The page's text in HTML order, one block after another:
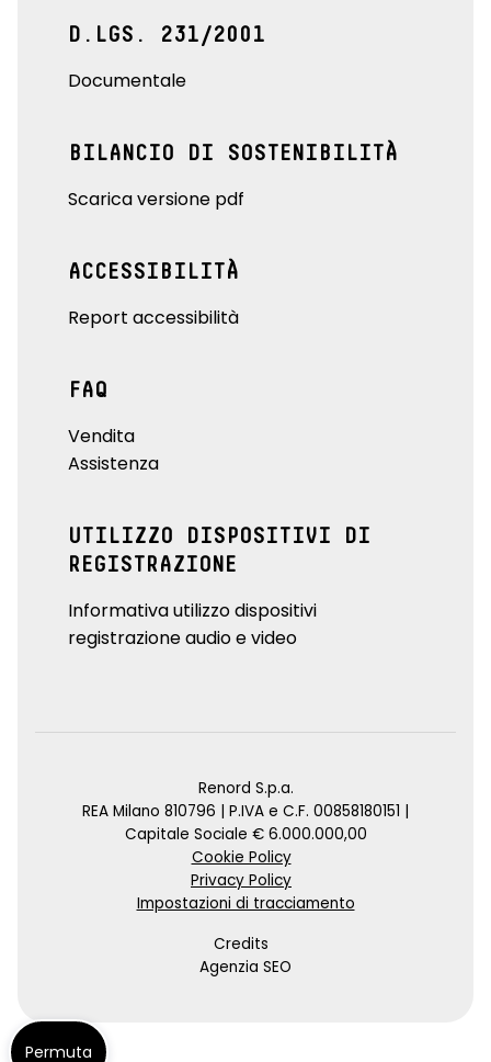
D.LGS. 231/2001
Documentale
BILANCIO DI SOSTENIBILITÀ
Scarica versione pdf
ACCESSIBILITÀ
Report accessibilità
FAQ
Vendita
Assistenza
UTILIZZO DISPOSITIVI DI
REGISTRAZIONE
Informativa utilizzo dispositivi
registrazione audio e video
Renord S.p.a.
REA Milano 810796 | P.IVA e C.F. 00858180151 |
Capitale Sociale € 6.000.000,00
Cookie Policy
Privacy Policy
Impostazioni di tracciamento
Credits
Agenzia SEO
Permuta